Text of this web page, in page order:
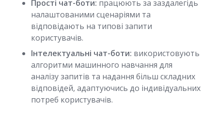
Прості чат-боти: працюють за заздалегідь
налаштованими сценаріями та
відповідають на типові запити
користувачів.
Інтелектуальні чат-боти: використовують
алгоритми машинного навчання для
аналізу запитів та надання більш складних
відповідей, адаптуючись до індивідуальних
потреб користувачів.